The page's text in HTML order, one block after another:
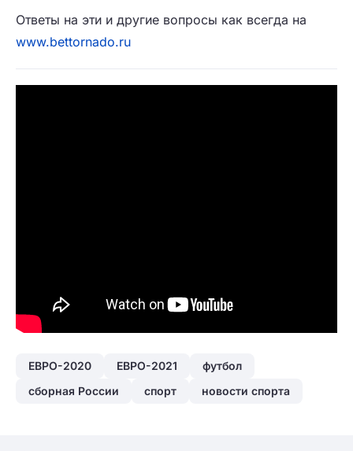
Ответы на эти и другие вопросы как всегда на
www.bettornado.ru
ЕВРО-2020 ЕВРО-2021
футбол
сборная России
спорт новости спорта